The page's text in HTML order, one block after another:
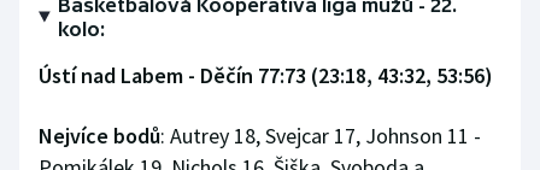
Rychlostní kanoistika
Short track
Sportovní střelba
Basketbalová Kooperativa liga mužů - 22.
kolo:
Ústí nad Labem - Děčín 77:73 (23:18, 43:32, 53:56)
Nejvíce bodů: Autrey 18, Svejcar 17, Johnson 11 -